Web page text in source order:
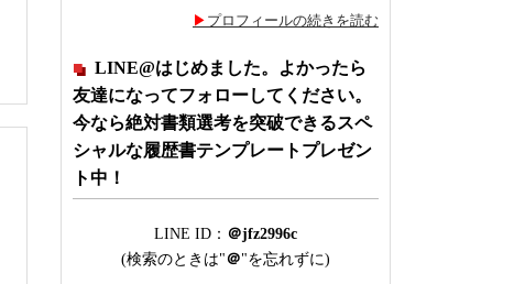
プロフィールの続きを読む
LINE@はじめました。よかったら
友達になってフォローしてください。
今なら絶対書類選考を突破できるスペ
シャルな履歴書テンプレートプレゼン
ト中！
LINE ID： ＠jfz2996c
(検索のときは"＠"を忘れずに)